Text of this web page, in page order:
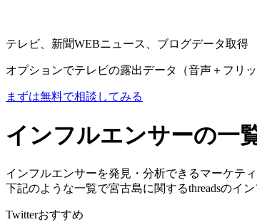
テレビ、新聞WEBニュース、ブログデータ取得
オプションでテレビの露出データ（音声＋フリ
まずは無料で相談してみる
インフルエンサーの一
インフルエンサーを発見・分析できるマーケテ
下記のような一覧で宮古島に関するthreadsのイ
Twitterおすすめ